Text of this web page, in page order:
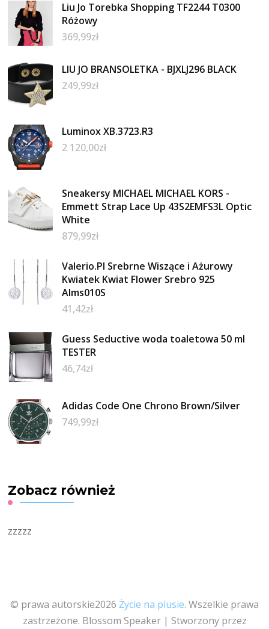
Liu Jo Torebka Shopping TF2244 T0300
Różowy
369,99zł
LIU JO BRANSOLETKA - BJXLJ296 BLACK
249,99zł
Luminox XB.3723.R3
2 120,00zł
Sneakersy MICHAEL MICHAEL KORS -
Emmett Strap Lace Up 43S2EMFS3L Optic
White
879,99zł
Valerio.Pl Srebrne Wiszące i Ażurowy
Kwiatek Kwiat Flower Srebro 925
Alms010S
41,42zł
Guess Seductive woda toaletowa 50 ml
TESTER
46,74zł
Adidas Code One Chrono Brown/Silver
749,99zł
Zobacz również
zzzzz
© prawa autorskie2026 Życie na plusie. Wszelkie prawa
zastrzeżone. Blossom Speaker | Stworzony przez